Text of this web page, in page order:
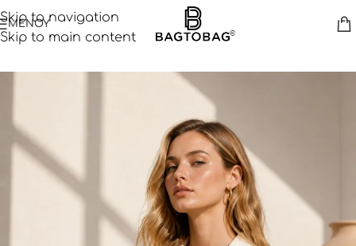
Skip to navigation
Skip to main content
ΜΕΝΟΥ